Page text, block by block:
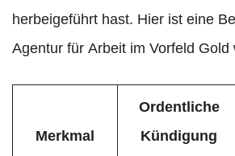
herbeigeführt hast. Hier ist eine
Agentur für Arbeit im Vorfeld Gold
Merkmal
Ordentliche
Kündigung